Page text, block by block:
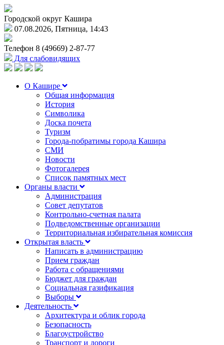
Городской округ Кашира
07.08.2026, Пятница, 14:43
Телефон 8 (49669) 2-87-77
Для слабовидящих
О Кашире
Общая информация
История
Символика
Доска почета
Туризм
Города-побратимы города Кашира
СМИ
Новости
Фотогалерея
Список памятных мест
Органы власти
Администрация
Совет депутатов
Контрольно-счетная палата
Подведомственные организации
Территориальная избирательная комиссия
Открытая власть
Написать в администрацию
Прием граждан
Работа с обращениями
Бюджет для граждан
Социальная газификация
Выборы
Деятельность
Архитектура и облик города
Безопасность
Благоустройство
Транспорт и дороги